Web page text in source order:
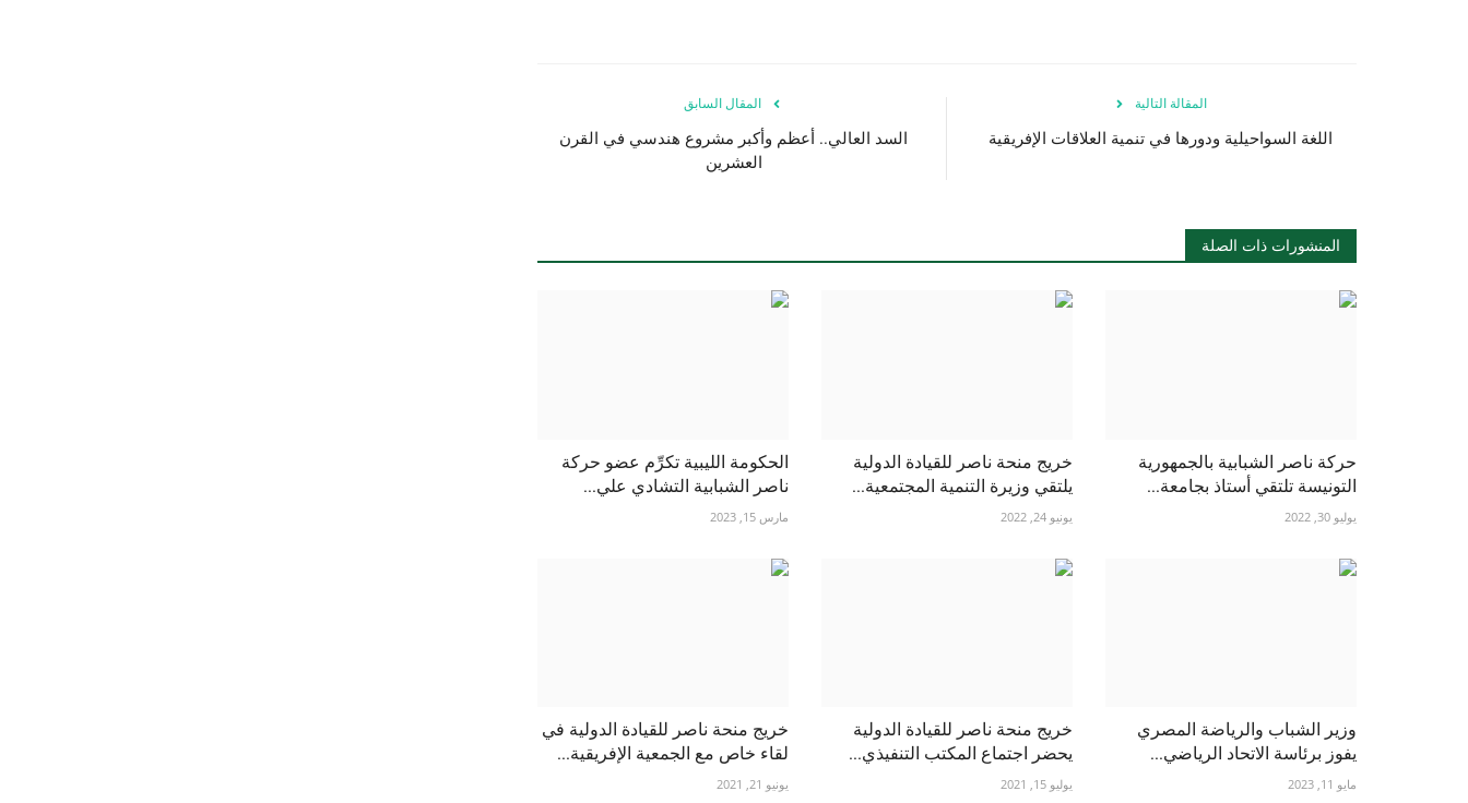
المقال السابق
السد العالي.. أعظم وأكبر مشروع هندسي في القرن
العشرين
المقالة التالية
اللغة السواحيلية ودورها في تنمية العلاقات الإفريقية
المنشورات ذات الصلة
حركة ناصر الشبابية بالجمهورية
التونيسة تلتقي أستاذ بجامعة...
يوليو 30, 2022
خريج منحة ناصر للقيادة الدولية
يلتقي وزيرة التنمية المجتمعية...
يونيو 24, 2022
الحكومة الليبية تكرِّم عضو حركة
ناصر الشبابية التشادي علي...
مارس 15, 2023
وزير الشباب والرياضة المصري
يفوز برئاسة الاتحاد الرياضي...
مايو 11, 2023
خريج منحة ناصر للقيادة الدولية
يحضر اجتماع المكتب التنفيذي...
يوليو 15, 2021
خريج منحة ناصر للقيادة الدولية في
لقاء خاص مع الجمعية الإفريقية...
يونيو 21, 2021